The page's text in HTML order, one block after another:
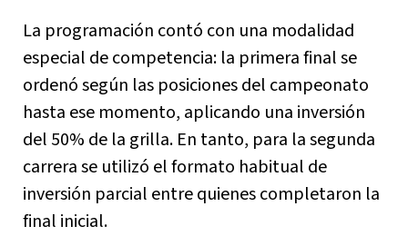
La programación contó con una modalidad
especial de competencia: la primera final se
ordenó según las posiciones del campeonato
hasta ese momento, aplicando una inversión
del 50% de la grilla. En tanto, para la segunda
carrera se utilizó el formato habitual de
inversión parcial entre quienes completaron la
final inicial.